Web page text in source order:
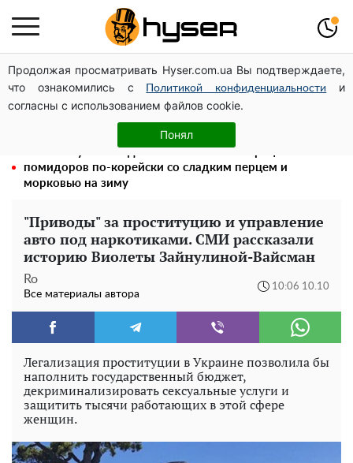
Продолжая просматривать Hyser.com.ua Вы подтверждаете,
что ознакомились с
Политикой конфиденциальности
и
согласны с использованием файлов cookie.
Понял
Елена Тополя слив видео – это далеко не все:
фронтмен "Антитела" Тарас Тополя стал следующим
Быстрая вкуснятина на каждый день: рецепт
маринованной закуски из баклажанов с овощами
помидоров по-корейски со сладким перцем и
морковью на зиму
"Приводы" за проституцию и управление
авто под наркотиками. СМИ рассказали
историю Виолеты Зайнулиной-Вайсман
Ro
Все материалы автора
10:06 10.10
Легализация проституции в Украине позволила бы
наполнить государственный бюджет,
декриминализировать сексуальные услуги и
защитить тысячи работающих в этой сфере
женщин.